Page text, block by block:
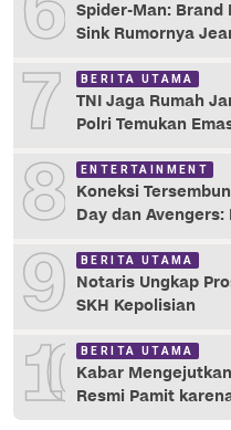
Spider-Man: Brand
Sink Rumornya
7 BERITA UTAMA
TNI Jaga Rumah
Polri Temukan
8 ENTERTAINMENT
Koneksi
Day dan
9 BERITA UTAMA
Notaris Ungkap
SKH Kepolisian
10 BERITA UTAMA
Kabar
Resmi Pamit